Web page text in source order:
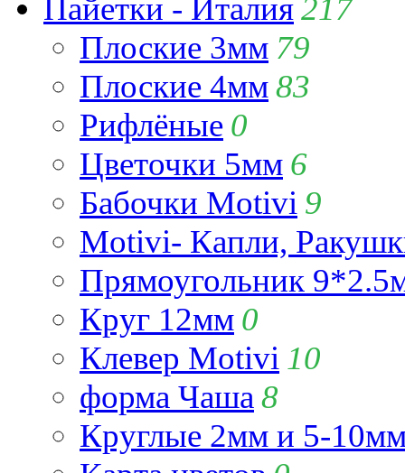
Пайетки - Италия217
Плоские 3мм 79
Плоские 4мм83
Рифлёные 0
Цветочки 5мм 6
Бабочки Motivi 9
Motivi- Капли,
Прямоугольник
Круг 12мм 0
Клевер Motivi 10
форма Чаша 8
Круглые 2мм и 5-